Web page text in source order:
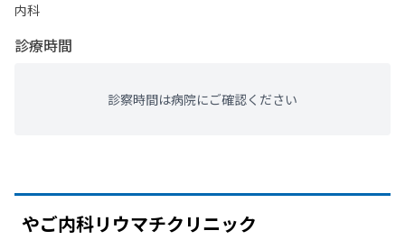
内科
診療時間
診察時間は病院にご確認ください
やご内科リウマチクリニック